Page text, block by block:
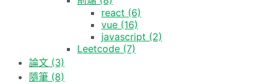
react (6)
vue (16)
javascript (2)
Leetcode (7)
論文 (3)
隨筆 (8)